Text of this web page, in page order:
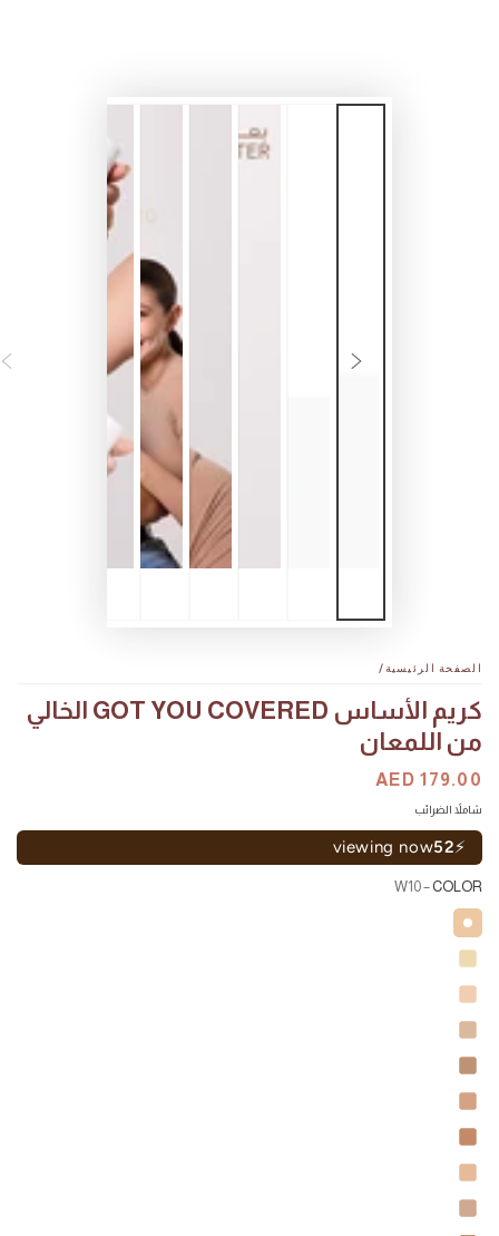
الصفحة الرئيسية/
كريم الأساس GOT YOU COVERED الخالي
من اللمعان
السعر
AED 179.00
البيع
شاملاً الضرائب
⚡
52
viewing now
COLOR
– W10